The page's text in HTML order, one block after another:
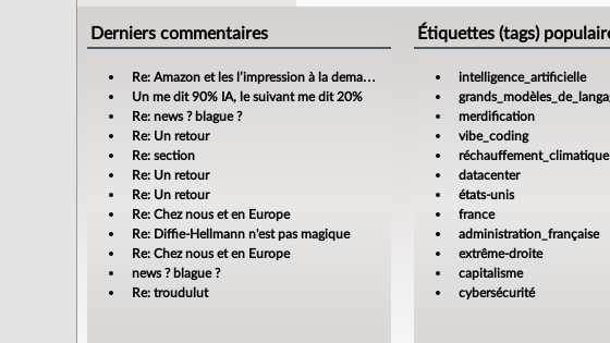
Derniers commentaires
Re: Amazon et les l’impression à la demande
Un me dit 90% IA, le suivant me dit 20%
Re: news ? blague ?
Re: Un retour
Re: section
Re: Un retour
Re: Un retour
Re: Chez nous et en Europe
Re: Diffie-Hellmann n'est pas magique
Re: Chez nous et en Europe
news ? blague ?
Re: troudulut
Étiquettes (tags)
intelligence_artificielle
merdification
vibe_coding
réchauffement_climatique
datacenter
états-unis
france
administration_française
extrême-droite
capitalisme
cybersécurité